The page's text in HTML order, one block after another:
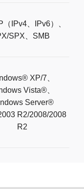
（IPv4、IPv6）、
SPX、SMB
XP/7、
Vista®、
Server®
R2/2008/2008
R2